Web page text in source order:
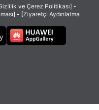
ve Çerez Politikası] -
- [Ziyaretçi Aydınlatma